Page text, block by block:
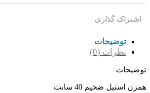
اشتراک گذاری
توضیحات
نظرات (0)
توضیحات
همزن استیل ضخیم 40 سانت